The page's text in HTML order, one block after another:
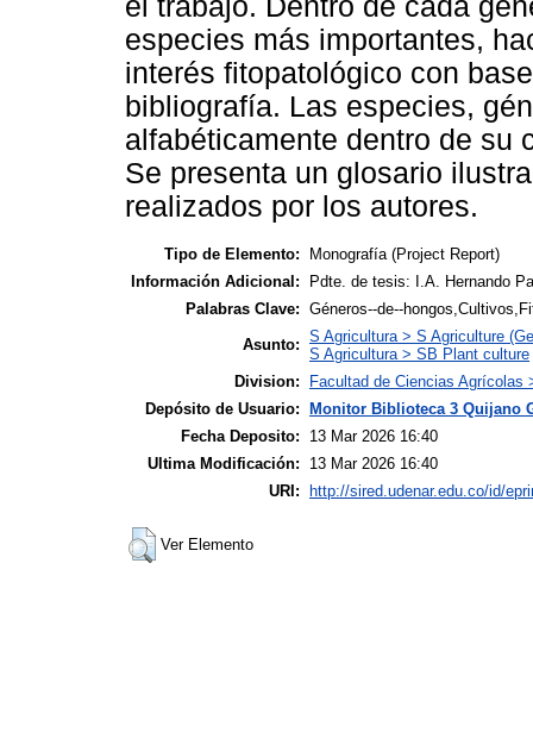
especies más importantes,
interés fitopatológico con
bibliografía. Las especies,
alfabéticamente dentro de su
Se presenta un glosario
realizados por los autores.
Tipo de Elemento:
Monografía (Project Report)
Información Adicional:
Pdte. de tesis: I.A. Hernando
Palabras Clave: Géneros--de--
Asunto: S Agricultura > S Agriculture
S Agricultura > SB Plant culture
Division:
Facultad de Ciencias Agrícolas
Depósito de Usuario: Monitor Biblioteca 3 Quijano
Fecha Deposito:
13 Mar 2026 16:40
Ultima Modificación:
13 Mar 2026 16:40
URI: http://sired.udenar.edu.co/id/
Ver Elemento